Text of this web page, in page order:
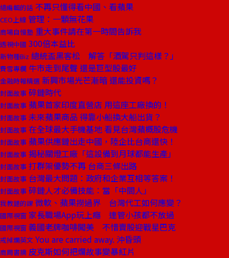
總編輯的話 不再只懂得看中國、看蘋果
CEO上線 管理：一顆無花果
商場自慢塾 重大事件請在第一時間告訴我
透視中國 300倍本益比
新物種Biz 總統盃黑客松 解答「酒駕只判這樣？」
費雪專欄 牛市走到尾聲 還是巨型股最好
金融時報精選 新興市場光芒漸暗 還能投資嗎？
封面故事 碎鏈時代
封面故事 蘋果首家印度直營店 用這座工廠換的！
封面故事 未來蘋果商品 得靠小船換大船出貨？
封面故事 在全球最大手機基地 看見台灣蘋概股危機
封面故事 蘋果供應鏈出走中國，陸企比台商還快！
封面故事 揭秘關燈工廠「這設備到月球都能生產」
封面故事 打群架優勢不再 台商三條出路
封面故事 台灣最大問題：政府和企業互相等答案！
封面故事 碎鏈人才必備技能：當「中間人」
我教錯的課 微軟、蘋果撈過界 台灣代工如何應變？
國際視窗 家長職場App玩上癮 連管小孩都不放過
國際視窗 義國老牌咖啡闖美 不惜賣股迎戰星巴克
戒掉爛英文 You are carried away. 沖昏頭
商周書摘 皮克斯如何把爛故事變暴紅片